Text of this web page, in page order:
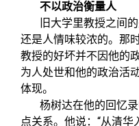
不以政治衡量人
旧大学里教授之间
还是人情味较浓的。那
教授的好坏并不因他的
为人处世和他的政治活
体现。
杨树达在他的回忆
点关系。他说： “从清华